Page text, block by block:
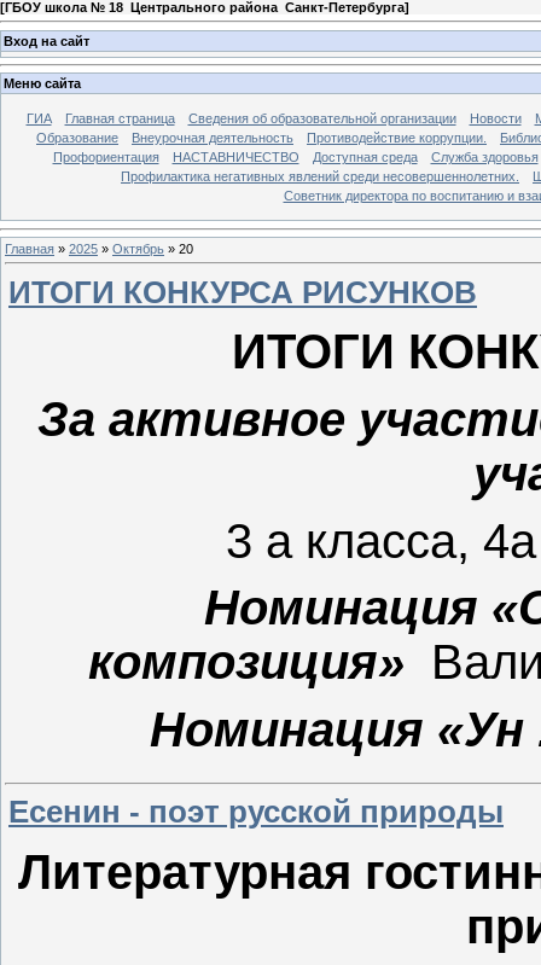
[ГБОУ школа № 18 Центрального района Санкт-Петербурга]
Вход на сайт
Меню сайта
ГИА Главная страница Сведения об образовательной организации Новости
Образование
Внеурочная деятельность Противодействие коррупции.
Профориентация
НАСТАВНИЧЕСТВО Доступная среда
Служба здоровья
Профилактика негативных явлений среди несовершеннолетних.
Советник директора по воспитанию и
Главная » 2025 » Октябрь » 20
ИТОГИ КОНКУРСА РИСУНКОВ
ИТОГИ
За активное
3 а класса,
Номинация
композиция»
Номинация «Ун
Есенин - поэт русской природы
Литературная